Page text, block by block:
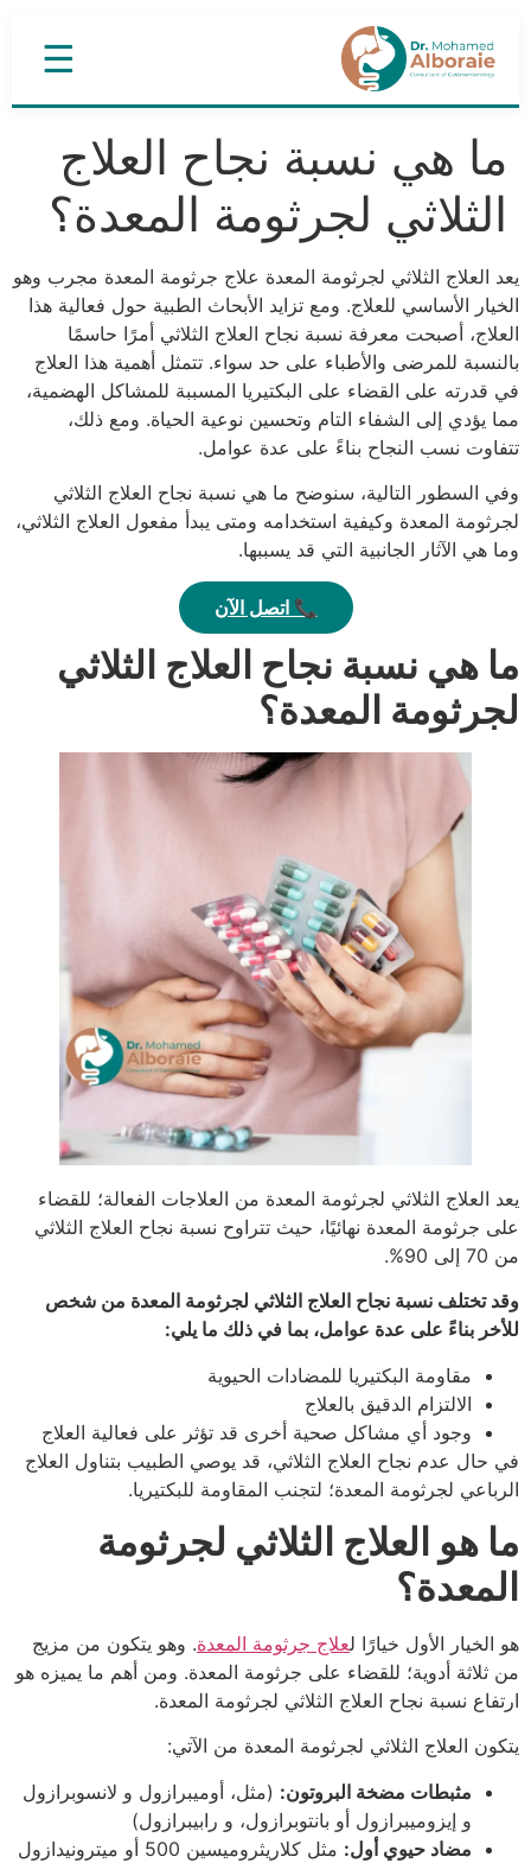
☰
ما هي نسبة نجاح العلاج
الثلاثي لجرثومة المعدة؟
يعد العلاج الثلاثي لجرثومة المعدة علاج جرثومة المعدة مجرب وهو
الخيار الأساسي للعلاج. ومع تزايد الأبحاث الطبية حول فعالية هذا
العلاج، أصبحت معرفة نسبة نجاح العلاج الثلاثي أمرًا حاسمًا
بالنسبة للمرضى والأطباء على حد سواء. تتمثل أهمية هذا العلاج
في قدرته على القضاء على البكتيريا المسببة للمشاكل الهضمية،
مما يؤدي إلى الشفاء التام وتحسين نوعية الحياة. ومع ذلك،
تتفاوت نسب النجاح بناءً على عدة عوامل.
وفي السطور التالية، سنوضح ما هي نسبة نجاح العلاج الثلاثي
لجرثومة المعدة وكيفية استخدامه ومتى يبدأ مفعول العلاج الثلاثي،
وما هي الآثار الجانبية التي قد يسببها.
📞 اتصل الآن
ما هي نسبة نجاح العلاج الثلاثي
لجرثومة المعدة؟
يعد العلاج الثلاثي لجرثومة المعدة من العلاجات الفعالة؛ للقضاء
على جرثومة المعدة نهائيًا، حيث تتراوح نسبة نجاح العلاج الثلاثي
من 70 إلى 90%.
وقد تختلف نسبة نجاح العلاج الثلاثي لجرثومة المعدة من شخص
للأخر بناءً على عدة عوامل، بما في ذلك ما يلي:
مقاومة البكتيريا للمضادات الحيوية
الالتزام الدقيق بالعلاج
وجود أي مشاكل صحية أخرى قد تؤثر على فعالية العلاج
في حال عدم نجاح العلاج الثلاثي، قد يوصي الطبيب بتناول العلاج
الرباعي لجرثومة المعدة؛ لتجنب المقاومة للبكتيريا.
ما هو العلاج الثلاثي لجرثومة
المعدة؟
هو الخيار الأول خيارًا لعلاج جرثومة المعدة. وهو يتكون من مزيج
من ثلاثة أدوية؛ للقضاء على جرثومة المعدة. ومن أهم ما يميزه هو
ارتفاع نسبة نجاح العلاج الثلاثي لجرثومة المعدة.
يتكون العلاج الثلاثي لجرثومة المعدة من الآتي:
مثبطات مضخة البروتون: (مثل، أوميبرازول و لانسوبرازول
و إيزوميبرازول أو بانتوبرازول، و رابيبرازول)
مضاد حيوي أول:
مثل كلاريثروميسين 500 أو ميترونيدازول